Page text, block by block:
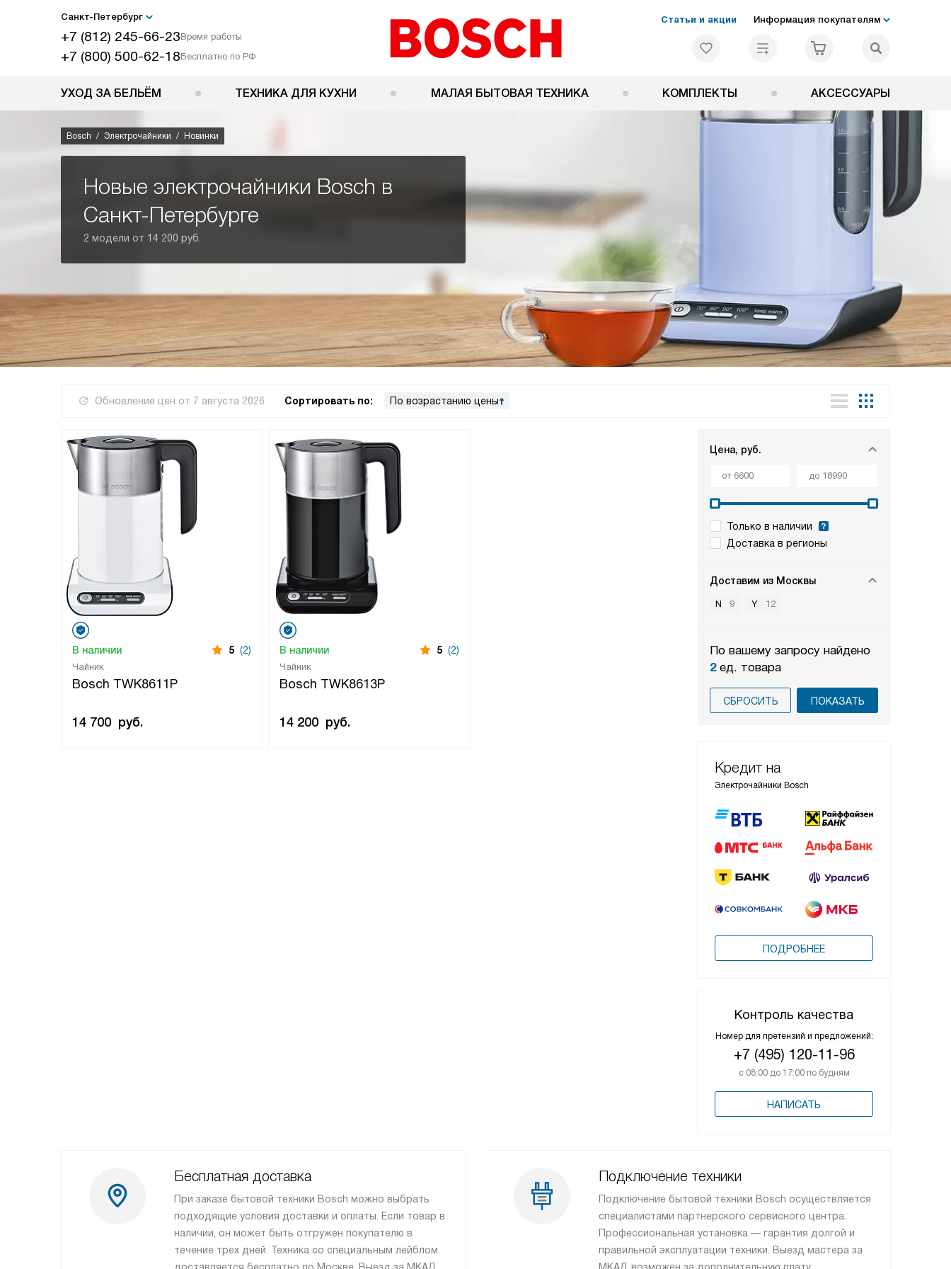
Санкт-Петербург
+7 (812) 245-66-23Время работы
+7 (800) 500-62-18Бесплатно по РФ
Статьи и акции Информация покупателям
УХОД ЗА БЕЛЬЁМ ТЕХНИКА ДЛЯ КУХНИ МАЛАЯ БЫТОВАЯ ТЕХНИКА КОМПЛЕКТЫ АКСЕССУАРЫ
Bosch Электрочайники Новинки
Новые электрочайники Bosch в
Санкт-Петербурге
2 модели от 14 200 руб.
Обновление цен от 7 августа 2026 Сортировать по: По возрастанию цены
Цена, руб.
Только в наличии
Доставка в регионы
Доставим из Москвы
N 9 Y 12
По вашему запросу найдено
2ед. товара
СБРОСИТЬ
Кредит на
Электрочайники Bosch
ПОДРОБНЕЕ
Контроль качества
Номер для претензий и предложений:
+7 (495) 120-11-96
с 08:00 до 17:00 по будням
НАПИСАТЬ
Чайник
Bosch TWK8611P
В наличии 5 (2)
14 700 руб.
Чайник
Bosch TWK8613P
В наличии 5 (2)
14 200 руб.
Бесплатная доставка
При заказе бытовой техники Bosch можно выбрать
подходящие условия доставки и оплаты. Если товар в
наличии, он может быть отгружен покупателю в
течение трех дней. Техника со специальным лейблом
доставляется бесплатно по Москве. Выезд за МКАД
Подключение техники
Подключение бытовой техники Bosch осуществляется
специалистами партнерского сервисного центра.
Профессиональная установка — гарантия долгой и
правильной эксплуатации техники. Выезд мастера за
МКАД возможен за дополнительную плату.